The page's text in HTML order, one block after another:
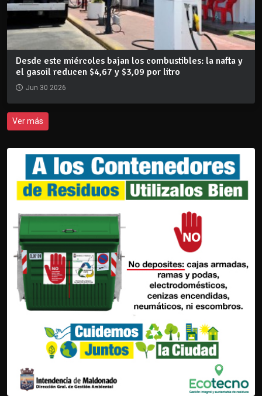
Desde este miércoles bajan los combustibles: la nafta y
el gasoil reducen $4,67 y $3,09 por litro
Jun 30 2026
Ver más